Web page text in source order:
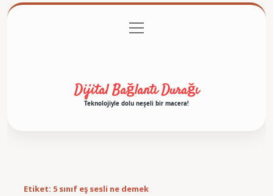
Gizlilik Politikası
menüyü
aç
Dijital Bağlantı Durağı
Teknolojiyle dolu neşeli bir macera!
Etiket: 5 sınıf eş sesli ne demek